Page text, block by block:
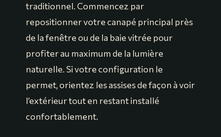
traditionnel. Commencez par
repositionner votre canapé principal près
de la fenêtre ou de la baie vitrée pour
profiter au maximum de la lumière
naturelle. Si votre configuration le
permet, orientez les assises de façon à voir
l’extérieur tout en restant installé
confortablement.